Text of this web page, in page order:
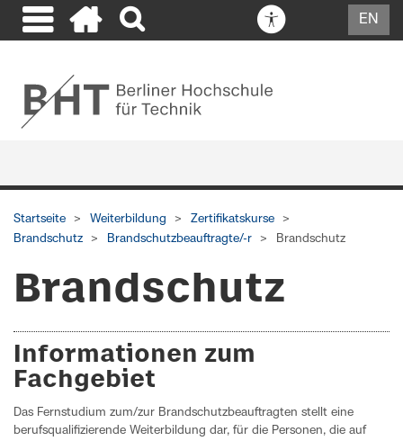
EN
Startseite Weiterbildung
Zertifikatskurse
Brandschutz
Brandschutzbeauftragte/-r Brandschutz
Brandschutz
Informationen zum
Fachgebiet
Das Fernstudium zum/zur Brandschutzbeauftragten stellt eine
berufsqualifizierende Weiterbildung dar, für die Personen, die auf